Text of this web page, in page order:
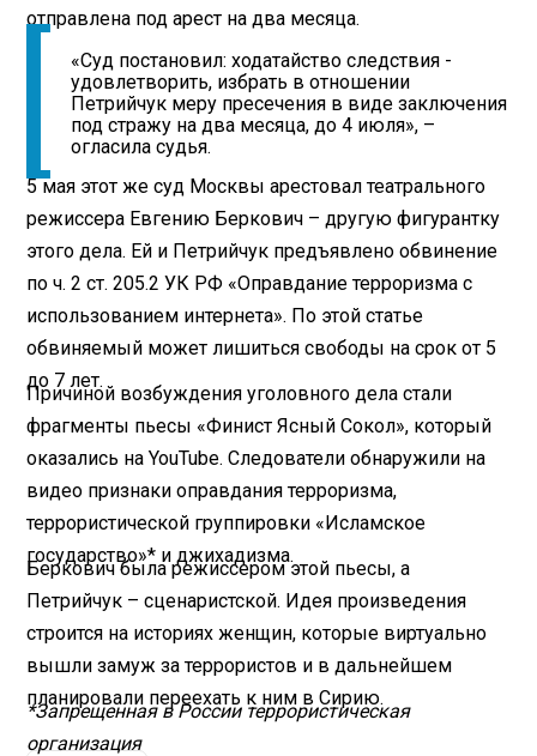
отправлена под арест на два месяца.
«Суд постановил: ходатайство следствия -
удовлетворить, избрать в отношении
Петрийчук меру пресечения в виде заключения
под стражу на два месяца, до 4 июля», –
огласила судья.
5 мая этот же суд Москвы арестовал театрального
режиссера Евгению Беркович – другую фигурантку
этого дела. Ей и Петрийчук предъявлено обвинение
по ч. 2 ст. 205.2 УК РФ «Оправдание терроризма с
использованием интернета». По этой статье
обвиняемый может лишиться свободы на срок от 5
до 7 лет.
Причиной возбуждения уголовного дела стали
фрагменты пьесы «Финист Ясный Сокол», который
оказались на YouTube. Следователи обнаружили на
видео признаки оправдания терроризма,
террористической группировки «Исламское
государство»* и джихадизма.
Беркович была режиссером этой пьесы, а
Петрийчук – сценаристской. Идея произведения
строится на историях женщин, которые виртуально
вышли замуж за террористов и в дальнейшем
планировали переехать к ним в Сирию.
*Запрещенная в России террористическая
организация